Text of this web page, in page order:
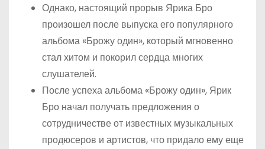
Однако, настоящий прорыв Ярика Бро
произошел после выпуска его популярного
альбома «Брожу один», который мгновенно
стал хитом и покорил сердца многих
слушателей.
После успеха альбома «Брожу один», Ярик
Бро начал получать предложения о
сотрудничестве от известных музыкальных
продюсеров и артистов, что придало ему еще